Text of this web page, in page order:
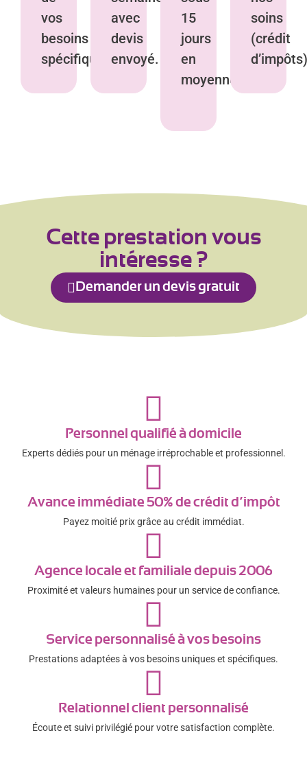
vos
besoins
spécifiques.
avec
devis
envoyé.
15
jours
en
moyenne.
soins
(crédit
Cette prestation vous
intéresse ?
Demander un devis gratuit
Personnel qualifié à domicile
Experts dédiés pour un ménage irréprochable et professionnel.
Avance immédiate 50% de crédit d’impôt
Payez moitié prix grâce au crédit immédiat.
Agence locale et familiale depuis 2006
Proximité et valeurs humaines pour un service de confiance.
Service personnalisé à vos besoins
Prestations adaptées à vos besoins uniques et spécifiques.
Relationnel client personnalisé
Écoute et suivi privilégié pour votre satisfaction complète.